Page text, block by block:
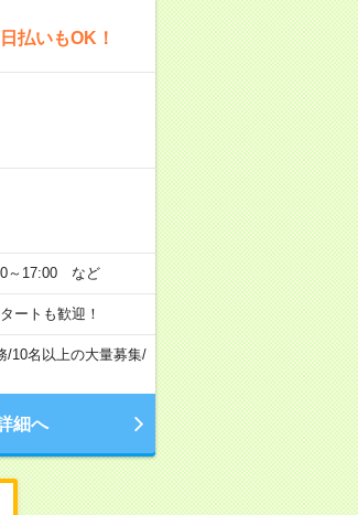
払いもOK！
～17:00 など
ートも歓迎！
/10名以上の大量募集/
細へ